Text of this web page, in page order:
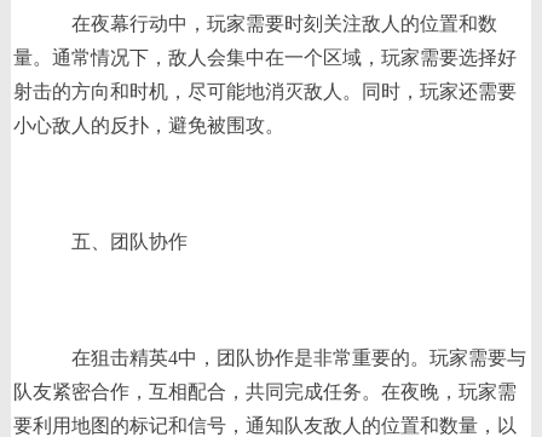
在夜幕行动中，玩家需要时刻关注敌人的位置和数
量。通常情况下，敌人会集中在一个区域，玩家需要选择好
射击的方向和时机，尽可能地消灭敌人。同时，玩家还需要
小心敌人的反扑，避免被围攻。
五、团队协作
在狙击精英4中，团队协作是非常重要的。玩家需要与
队友紧密合作，互相配合，共同完成任务。在夜晚，玩家需
要利用地图的标记和信号，通知队友敌人的位置和数量，以